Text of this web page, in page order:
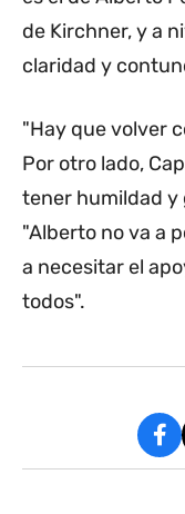
de Kirchner, y a
claridad y
"Hay que volver
Por otro lado,
tener humildad y
"Alberto no va a
a necesitar el
todos".